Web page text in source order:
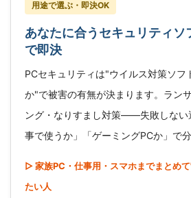
用途で選ぶ・即決OK
あなたに合うセキュリティソ
で即決
PCセキュリティは"ウイルス対策ソフ
か"で被害の有無が決まります。ラン
ング・なりすまし対策――失敗しない
事で使うか」「ゲーミングPCか」で分
▷ 家族PC・仕事用・スマホまでまとめ
たい人